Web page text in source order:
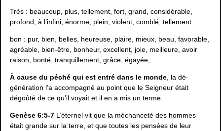
Très : beaucoup, plus, tellement, fort, grand, considérable,
profond, à l’infini, énorme, plein, violent, comblé, tellement
bon : pur, bien, belles, heureuse, plaire, mieux, beau, favorable,
agréable, bien-être, bonheur, excellent, joie, meilleure, avoir
raison, bonté, tranquillement, grâce, égayée,
À cause du péché qui est entré dans le monde , la dé-
génération l’a accompagné au point que le Seigneur était
dégoûté de ce qu’il voyait et il en a mis un terme.
Genèse 6:5-7 L’éternel vit que la méchanceté des hommes
était grande sur la terre, et que toutes les pensées de leur